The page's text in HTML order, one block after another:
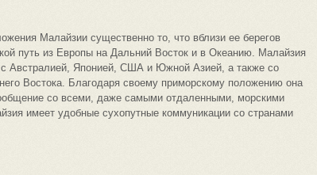
Малайзии существенно то, что вблизи ее берегов
путь из Европы на Дальний Восток и в Океанию. Малайзия
с Австралией, Японией, США и Южной Азией, а также со
Востока. Благодаря своему приморскому положению она
со всеми, даже самыми отдаленными, морскими
имеет удобные сухопутные коммуникации со странами